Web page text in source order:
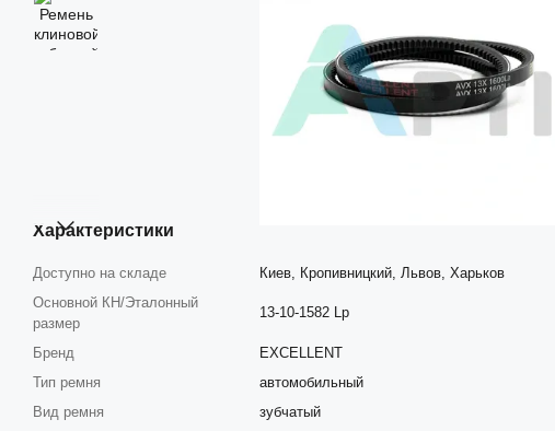
Характеристики
Доступно на складе
Киев, Кропивницкий, Львов, Харьков
Основной КН/Эталонный
размер
13-10-1582 Lp
Бренд
EXCELLENT
Тип ремня
автомобильный
Вид ремня
зубчатый